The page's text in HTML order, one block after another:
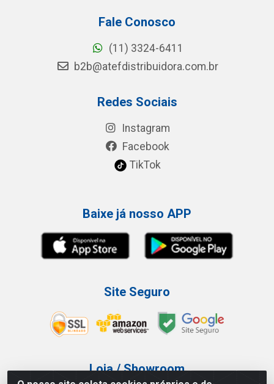
Fale Conosco
(11) 3324-6411
b2b@atefdistribuidora.com.br
Redes Sociais
Instagram
Facebook
TikTok
Baixe já nosso APP
Site Seguro
Loja / Showroom